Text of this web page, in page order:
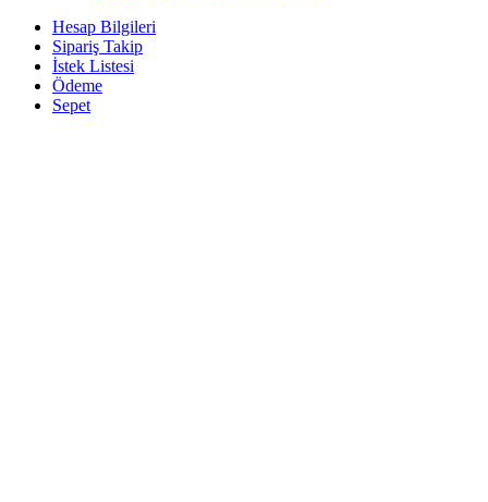
Hesap Bilgileri
Sipariş Takip
İstek Listesi
Ödeme
Sepet